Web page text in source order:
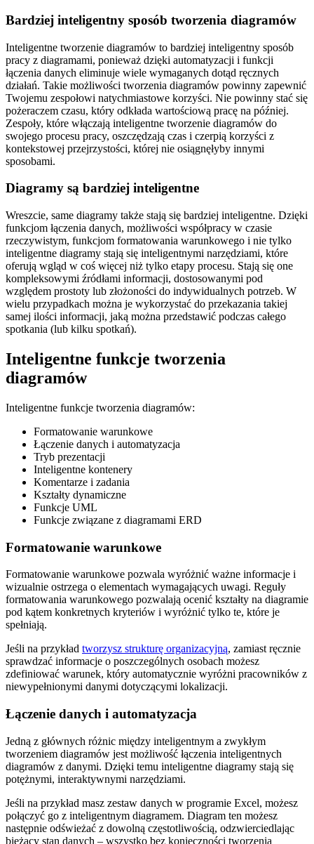
Bardziej inteligentny sposób tworzenia diagramów
Inteligentne tworzenie diagramów to bardziej inteligentny sposób
pracy z diagramami, ponieważ dzięki automatyzacji i funkcji
łączenia danych eliminuje wiele wymaganych dotąd ręcznych
działań. Takie możliwości tworzenia diagramów powinny zapewnić
Twojemu zespołowi natychmiastowe korzyści. Nie powinny stać się
pożeraczem czasu, który odkłada wartościową pracę na później.
Zespoły, które włączają inteligentne tworzenie diagramów do
swojego procesu pracy, oszczędzają czas i czerpią korzyści z
kontekstowej przejrzystości, której nie osiągnęłyby innymi
sposobami.
Diagramy są bardziej inteligentne
Wreszcie, same diagramy także stają się bardziej inteligentne. Dzięki
funkcjom łączenia danych, możliwości współpracy w czasie
rzeczywistym, funkcjom formatowania warunkowego i nie tylko
inteligentne diagramy stają się inteligentnymi narzędziami, które
oferują wgląd w coś więcej niż tylko etapy procesu. Stają się one
kompleksowymi źródłami informacji, dostosowanymi pod
względem prostoty lub złożoności do indywidualnych potrzeb. W
wielu przypadkach można je wykorzystać do przekazania takiej
samej ilości informacji, jaką można przedstawić podczas całego
spotkania (lub kilku spotkań).
Inteligentne funkcje tworzenia
diagramów
Inteligentne funkcje tworzenia diagramów:
Formatowanie warunkowe
Łączenie danych i automatyzacja
Tryb prezentacji
Inteligentne kontenery
Komentarze i zadania
Kształty dynamiczne
Funkcje UML
Funkcje związane z diagramami ERD
Formatowanie warunkowe
Formatowanie warunkowe pozwala wyróżnić ważne informacje i
wizualnie ostrzega o elementach wymagających uwagi. Reguły
formatowania warunkowego pozwalają ocenić kształty na diagramie
pod kątem konkretnych kryteriów i wyróżnić tylko te, które je
spełniają.
Jeśli na przykład tworzysz strukturę organizacyjną, zamiast ręcznie
sprawdzać informacje o poszczególnych osobach możesz
zdefiniować warunek, który automatycznie wyróżni pracowników z
niewypełnionymi danymi dotyczącymi lokalizacji.
Łączenie danych i automatyzacja
Jedną z głównych różnic między inteligentnym a zwykłym
tworzeniem diagramów jest możliwość łączenia inteligentnych
diagramów z danymi. Dzięki temu inteligentne diagramy stają się
potężnymi, interaktywnymi narzędziami.
Jeśli na przykład masz zestaw danych w programie Excel, możesz
połączyć go z inteligentnym diagramem. Diagram ten możesz
następnie odświeżać z dowolną częstotliwością, odzwierciedlając
bieżący stan danych – wszystko bez konieczności tworzenia